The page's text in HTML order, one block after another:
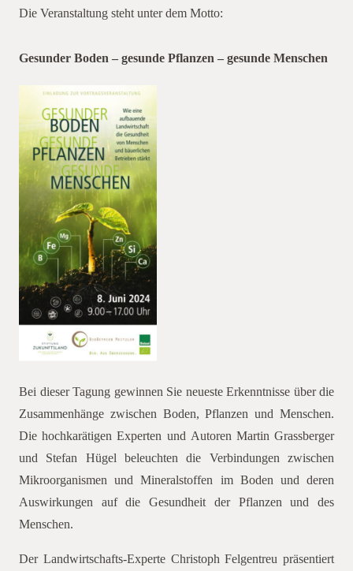
Die Veranstaltung steht unter dem Motto:
Gesunder Boden – gesunde Pflanzen – gesunde Menschen
Bei dieser Tagung gewinnen Sie neueste Erkenntnisse über die
Zusammenhänge zwischen Boden, Pflanzen und Menschen.
Die hochkarätigen Experten und Autoren Martin Grassberger
und Stefan Hügel beleuchten die Verbindungen zwischen
Mikroorganismen und Mineralstoffen im Boden und deren
Auswirkungen auf die Gesundheit der Pflanzen und des
Menschen.
Der Landwirtschafts-Experte Christoph Felgentreu präsentiert